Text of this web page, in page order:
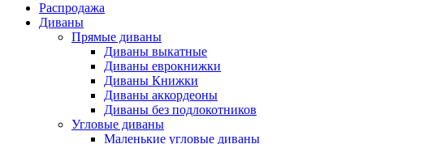
Распродажа
Диваны
Прямые диваны
Диваны выкатные
Диваны еврокнижки
Диваны Книжки
Диваны аккордеоны
Диваны без подлокотников
Угловые диваны
Маленькие угловые диваны